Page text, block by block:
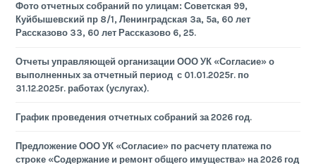
Фото отчетных собраний по улицам: Советская 99,
Куйбышевский пр 8/1, Ленинградская 3а, 5а, 60 лет
Рассказово 33, 60 лет Рассказово 6, 25.
Отчеты управляющей организации ООО УК «Согласие» о
выполненных за отчетный период с 01.01.2025г. по
31.12.2025г. работах (услугах).
График проведения отчетных собраний за 2026 год.
Предложение ООО УК «Согласие» по расчету платежа по
строке «Содержание и ремонт общего имущества» на 2026 год